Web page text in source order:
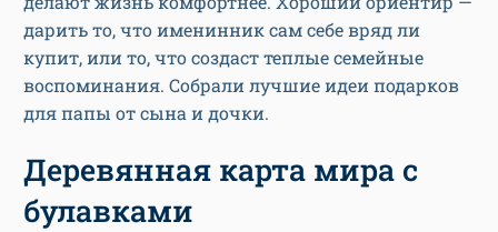
дарить то, что именинник сам себе вряд ли
купит, или то, что создаст теплые семейные
воспоминания. Собрали лучшие идеи подарков
для папы от сына и дочки.
Деревянная карта мира с
булавками